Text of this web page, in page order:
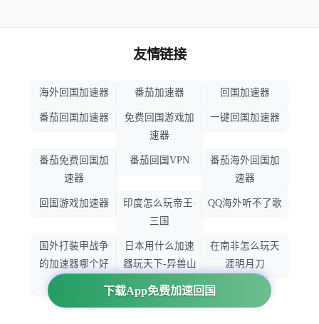
下载App免费加速回国
友情链接
海外回国加速器 番茄加速器 回国加速器
番茄回国加速器
免费回国游戏加
速器
一键回国加速器
番茄免费回国加
速器
番茄回国VPN
番茄海外回国加
速器
回国游戏加速器
印度怎么玩帝王·
三国
QQ海外听不了歌
国外打装甲战争
的加速器哪个好
日本用什么加速
器玩天下-异兽山
海
在南非怎么玩天
涯明月刀